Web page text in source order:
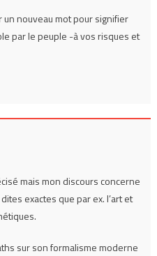
un nouveau mot pour signifier
par le peuple -à vos risques et
mais mon discours concerne
exactes que par ex. l’art et
sur son formalisme moderne